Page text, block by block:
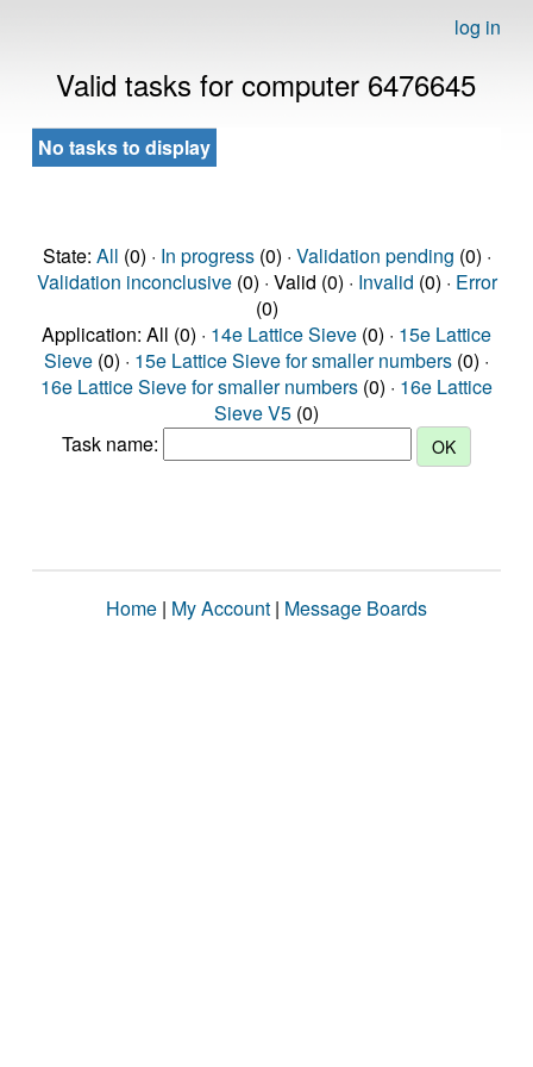
log in
Valid tasks for computer 6476645
No tasks to display
State: All (0) · In progress(0) · Validation pending (0) ·
Validation inconclusive(0) · Valid (0) · Invalid (0) · Error
(0)
Application: All (0) · 14e Lattice Sieve (0) · 15e Lattice
Sieve (0) · 15e Lattice Sieve for smaller numbers (0) ·
16e Lattice Sieve for smaller numbers (0) · 16e Lattice
Sieve V5 (0)
Task name:
Home | My Account | Message Boards